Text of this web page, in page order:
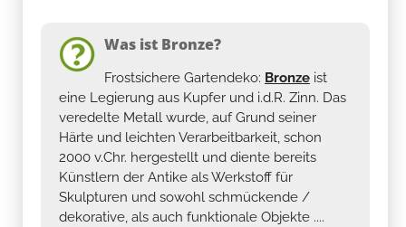
Was ist Bronze?
Frostsichere Gartendeko: Bronze ist
eine Legierung aus Kupfer und i.d.R. Zinn. Das
veredelte Metall wurde, auf Grund seiner
Härte und leichten Verarbeitbarkeit, schon
2000 v.Chr. hergestellt und diente bereits
Künstlern der Antike als Werkstoff für
Skulpturen und sowohl schmückende /
dekorative, als auch funktionale Objekte ....